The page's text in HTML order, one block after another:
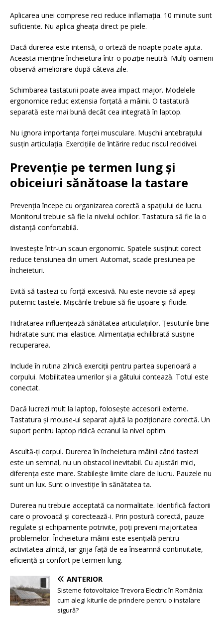
Aplicarea unei comprese reci reduce inflamația. 10 minute sunt
suficiente. Nu aplica gheața direct pe piele.
Dacă durerea este intensă, o orteză de noapte poate ajuta.
Aceasta menține încheietura într-o poziție neutră. Mulți oameni
observă ameliorare după câteva zile.
Schimbarea tastaturii poate avea impact major. Modelele
ergonomice reduc extensia forțată a mâinii. O tastatură
separată este mai bună decât cea integrată în laptop.
Nu ignora importanța forței musculare. Mușchii antebrațului
susțin articulația. Exercițiile de întărire reduc riscul recidivei.
Prevenție pe termen lung și
obiceiuri sănătoase la tastare
Prevenția începe cu organizarea corectă a spațiului de lucru.
Monitorul trebuie să fie la nivelul ochilor. Tastatura să fie la o
distanță confortabilă.
Investește într-un scaun ergonomic. Spatele susținut corect
reduce tensiunea din umeri. Automat, scade presiunea pe
încheieturi.
Evită să tastezi cu forță excesivă. Nu este nevoie să apeși
puternic tastele. Mișcările trebuie să fie ușoare și fluide.
Hidratarea influențează sănătatea articulațiilor. Țesuturile bine
hidratate sunt mai elastice. Alimentația echilibrată susține
recuperarea.
Include în rutina zilnică exerciții pentru partea superioară a
corpului. Mobilitatea umerilor și a gâtului contează. Totul este
conectat.
Dacă lucrezi mult la laptop, folosește accesorii externe.
Tastatura și mouse-ul separat ajută la poziționare corectă. Un
suport pentru laptop ridică ecranul la nivel optim.
Ascultă-ți corpul. Durerea în încheietura mâinii când tastezi
este un semnal, nu un obstacol inevitabil. Cu ajustări mici,
diferența este mare. Stabilește limite clare de lucru. Pauzele nu
sunt un lux. Sunt o investiție în sănătatea ta.
Durerea nu trebuie acceptată ca normalitate. Identifică factorii
care o provoacă și corectează-i. Prin postură corectă, pauze
regulate și echipamente potrivite, poți preveni majoritatea
problemelor. Încheietura mâinii este esențială pentru
activitatea zilnică, iar grija față de ea înseamnă continuitate,
eficiență și confort pe termen lung.
ANTERIOR
Sisteme fotovoltaice Trevora Electric în România:
cum alegi kiturile de prindere pentru o instalare
sigură?